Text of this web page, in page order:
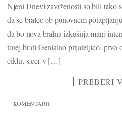
Njeni Dnevi zavrženosti so bili tako
da se bralec ob ponovnem
da bo nova bralna izkušnja manj
torej brati Genialno prijateljico, prvo
ciklu, sicer v […]
PREBERI
KOMENTARJI